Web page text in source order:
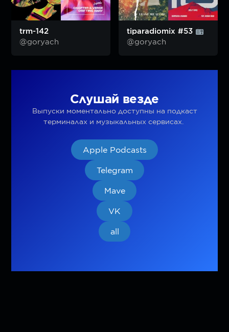
trm-142
@goryach
tiparadiomix #53
@goryach
Слушай везде
Выпуски моментально доступны на подкаст
терминалах и музыкальных сервисах.
Apple Podcasts
Telegram
Mave
VK
all